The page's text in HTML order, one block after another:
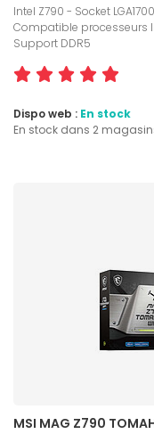
Intel Z790 - Socket
Compatible processeurs
Support DDR5
Dispo web : En stock
En stock dans 2
MSI MAG Z790